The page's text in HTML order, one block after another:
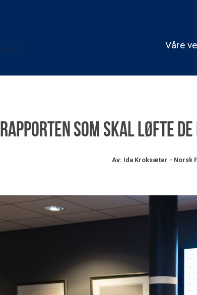
Våre
Rapporten som skal løfte
Av: Ida Kroksæter - Norsk